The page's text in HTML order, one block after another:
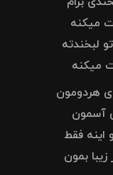
میکنه
لبخندته
میکنه
هردومون
ی آسمون
اینه فقط
بمون